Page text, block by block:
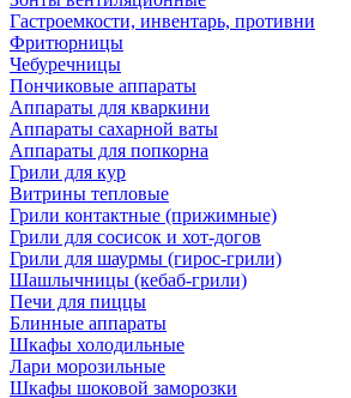
Гастроемкости, инвентарь, противни
Фритюрницы
Чебуречницы
Пончиковые аппараты
Аппараты для кваркини
Аппараты сахарной ваты
Аппараты для попкорна
Грили для кур
Витрины тепловые
Грили контактные (прижимные)
Грили для сосисок и хот-догов
Грили для шаурмы (гирос-грили)
Шашлычницы (кебаб-грили)
Печи для пиццы
Блинные аппараты
Шкафы холодильные
Лари морозильные
Шкафы шоковой заморозки